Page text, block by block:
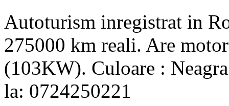
Autoturism inregistrat in
275000 km reali. Are
(103KW). Culoare :
la: 0724250221